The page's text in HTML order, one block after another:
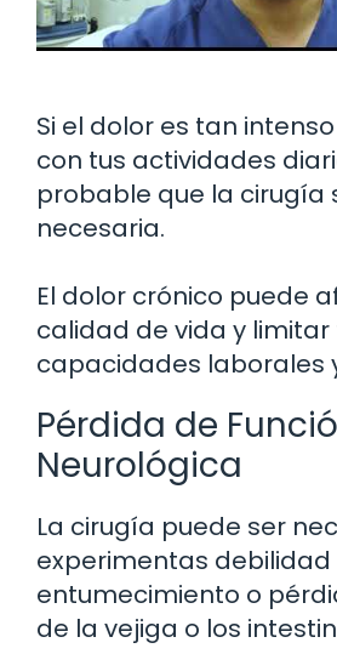
Si el dolor es tan
con tus actividades
probable que la cirugía
necesaria.
El dolor crónico puede
calidad de vida y limitar
capacidades laborales
Pérdida de
Neurológica
La cirugía puede ser
experimentas debilidad
entumecimiento o
de la vejiga o los